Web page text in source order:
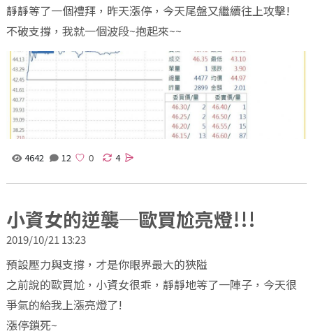
靜靜等了一個禮拜，昨天漲停，今天尾盤又繼續往上攻擊!
不破支撐，我就一個波段~抱起來~~
4642 12 4
小資女的逆襲─歐買尬亮燈!!!
2019/10/21 13:23
預設壓力與支撐，才是你眼界最大的狹隘
之前說的歐買尬，小資女很乖，靜靜地等了一陣子，今天很
爭氣的給我上漲亮燈了!
漲停鎖死~